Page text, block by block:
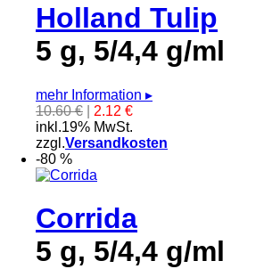
Holland Tulip
5 g, 5/4,4 g/ml
mehr Information ▸
10.60 €
2.12 €
inkl.19% MwSt.
zzgl.Versandkosten
-80 %
Corrida
5 g, 5/4,4 g/ml